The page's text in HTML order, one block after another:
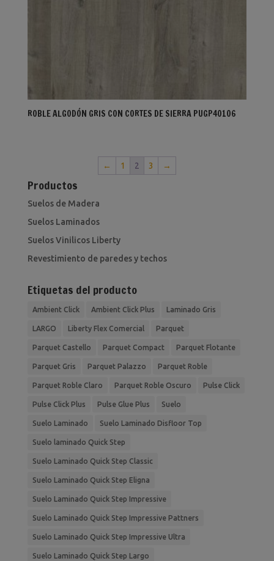
ROBLE ALGODÓN GRIS CON CORTES DE SIERRA PUGP40106
← 1 2 3 →
Productos
Suelos de Madera
Suelos Laminados
Suelos Vinilicos Liberty
Revestimiento de paredes y techos
Etiquetas del producto
Ambient Click Ambient Click Plus Laminado Gris
LARGO Liberty Flex Comercial Parquet
Parquet Castello Parquet Compact Parquet Flotante
Parquet Gris Parquet Palazzo Parquet Roble
Parquet Roble Claro Parquet Roble Oscuro Pulse Click
Pulse Click Plus Pulse Glue Plus Suelo
Suelo Laminado Suelo Laminado Disfloor Top
Suelo laminado Quick Step
Suelo Laminado Quick Step Classic
Suelo Laminado Quick Step Eligna
Suelo Laminado Quick Step Impressive
Suelo Laminado Quick Step Impressive Pattners
Suelo Laminado Quick Step Impressive Ultra
Suelo Laminado Quick Step Largo